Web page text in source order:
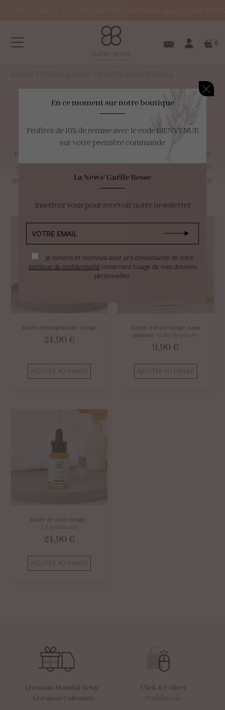
0
Votre panier est
Imperfections/Brillance
Pores visibles et grain de peau irrégulier? Votre peau brille
et des boutons et/ou comédons pointent le bout de leurs
nez régulièrement. Retrouvez ici tous les produits adaptés.
Huile démaquillante visage
24,90 €
AJOUTER AU PANIER
Savon à froid visage, sans
parfum - Bulle de pureté
9,90 €
AJOUTER AU PANIER
Huile de soin visage
L'Équilibrante
24,90 €
AJOUTER AU PANIER
Livraison Mondial Relay
Livraison Colissimo
Click & Collect
Pouldreuzic
En ce moment sur notre boutique
Profitez de 10% de remise avec le code BIENVENUE
sur votre première commande
La News' Gaëlle Besse
Inscrivez vous pour recevoir notre newsletter
Je consens et reconnais avoir pris connaissance de votre
politique de confidentialité concernant l’usage de mes données
personnelles.